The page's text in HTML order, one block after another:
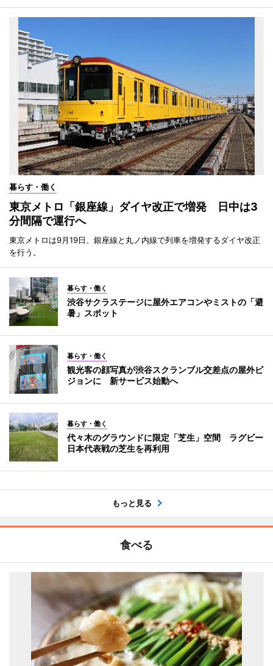
暮らす・働く
東京メトロ「銀座線」ダイヤ改正で増発 日中は3
分間隔で運行へ
東京メトロは9月19日、銀座線と丸ノ内線で列車を増発するダイヤ改正
を行う。
暮らす・働く
渋谷サクラステージに屋外エアコンやミストの「避
暑」スポット
暮らす・働く
観光客の顔写真が渋谷スクランブル交差点の屋外ビ
ジョンに 新サービス始動へ
暮らす・働く
代々木のグラウンドに限定「芝生」空間 ラグビー
日本代表戦の芝生を再利用
もっと見る
食べる